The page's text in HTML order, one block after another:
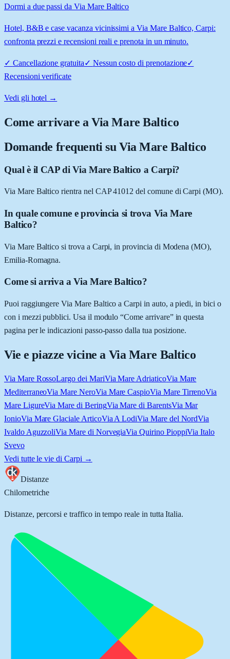
Dormi a due passi da Via Mare Baltico
Hotel, B&B e case vacanza vicinissimi a Via Mare Baltico, Carpi:
confronta prezzi e recensioni reali e prenota in un minuto.
✓ Cancellazione gratuita✓ Nessun costo di prenotazione✓
Recensioni verificate
Vedi gli hotel →
Come arrivare aVia Mare Baltico
Domande frequenti su Via Mare Baltico
Qual è il CAP di Via Mare Baltico a Carpi?
Via Mare Baltico rientra nel CAP 41012 del comune di Carpi (MO).
In quale comune e provincia si trova Via Mare
Baltico?
Via Mare Baltico si trova a Carpi, in provincia di Modena (MO),
Emilia-Romagna.
Come si arriva a Via Mare Baltico?
Puoi raggiungere Via Mare Baltico a Carpi in auto, a piedi, in bici o
con i mezzi pubblici. Usa il modulo “Come arrivare” in questa
pagina per le indicazioni passo-passo dalla tua posizione.
Vie e piazze vicine a Via Mare Baltico
Via Mare RossoLargo dei MariVia Mare AdriaticoVia Mare
MediterraneoVia Mare NeroVia Mare CaspioVia Mare TirrenoVia
Mare LigureVia Mare di BeringVia Mare di BarentsVia Mar
IonioVia Mare Glaciale ArticoVia A LodiVia Mare del NordVia
Ivaldo AguzzoliVia Mare di NorvegiaVia Quirino PioppiVia Italo
Svevo
Vedi tutte le vie di Carpi →
Distanze
Chilometriche
Distanze, percorsi e traffico in tempo reale in tutta Italia.